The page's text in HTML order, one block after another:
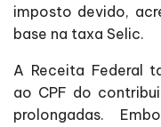
imposto devido,
base na taxa Selic.
A Receita Federal
ao CPF do
prolongadas.